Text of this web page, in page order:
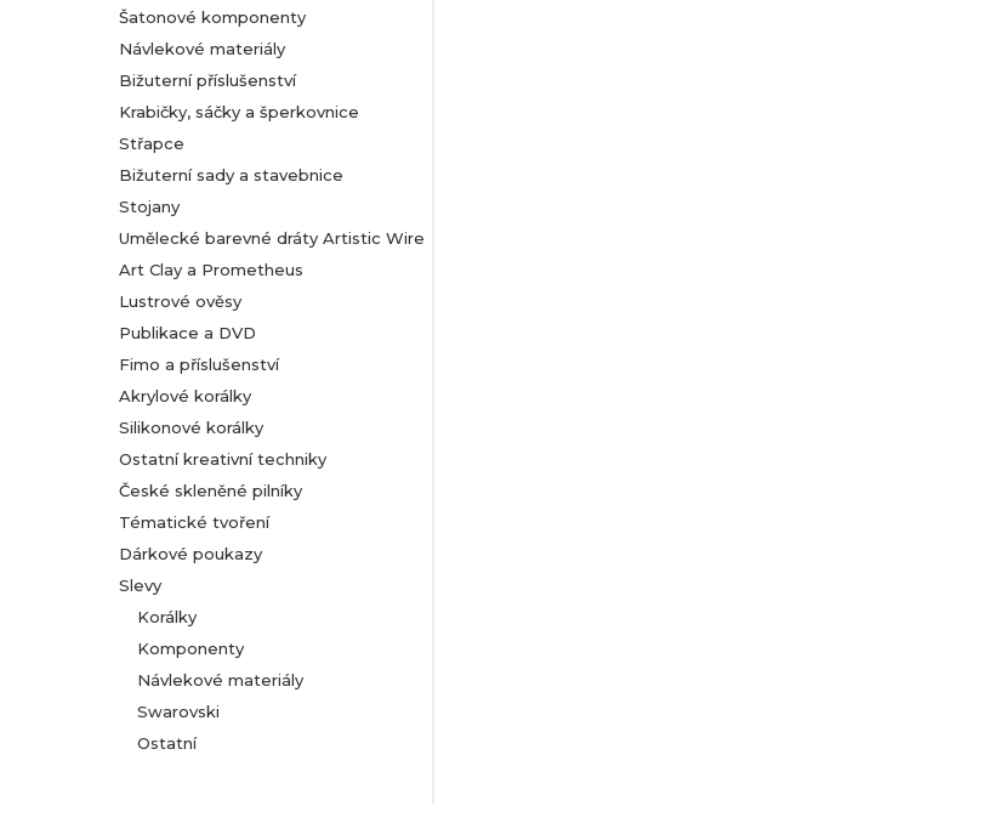
Šatonové komponenty
Návlekové materiály
Bižuterní příslušenství
Krabičky, sáčky a šperkovnice
Střapce
Bižuterní sady a stavebnice
Stojany
Umělecké barevné dráty Artistic Wire
Art Clay a Prometheus
Lustrové ověsy
Publikace a DVD
Fimo a příslušenství
Akrylové korálky
Silikonové korálky
Ostatní kreativní techniky
České skleněné pilníky
Tématické tvoření
Dárkové poukazy
Slevy
Korálky
Komponenty
Návlekové materiály
Swarovski
Ostatní